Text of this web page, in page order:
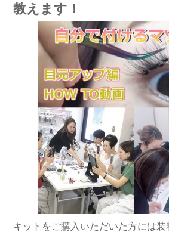
教えます！
キットをご購入いただいた方には